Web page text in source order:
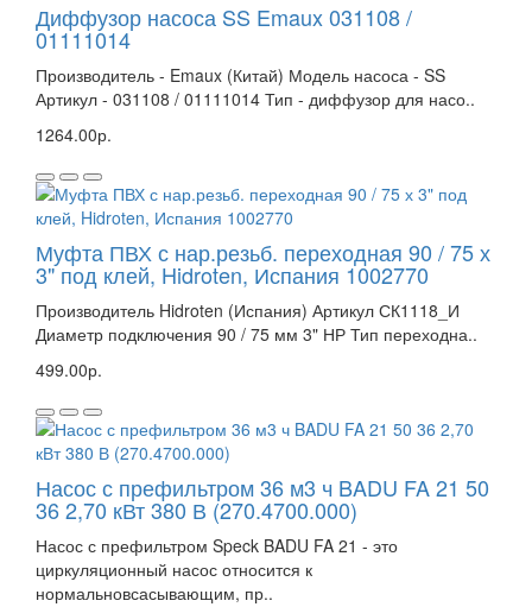
Диффузор насоса SS Emaux 031108 /
01111014
Производитель - Emaux (Китай) Модель насоса - SS
Артикул - 031108 / 01111014 Тип - диффузор для насо..
1264.00р.
Муфта ПВХ с нар.резьб. переходная 90 / 75 х
3" под клей, Hidroten, Испания 1002770
Производитель Hidroten (Испания) Артикул СК1118_И
Диаметр подключения 90 / 75 мм 3" НР Тип переходна..
499.00р.
Насос с префильтром 36 м3 ч BADU FA 21 50
36 2,70 кВт 380 В (270.4700.000)
Насос с префильтром Speck BADU FA 21 - это
циркуляционный насос относится к
нормальновсасывающим, пр..